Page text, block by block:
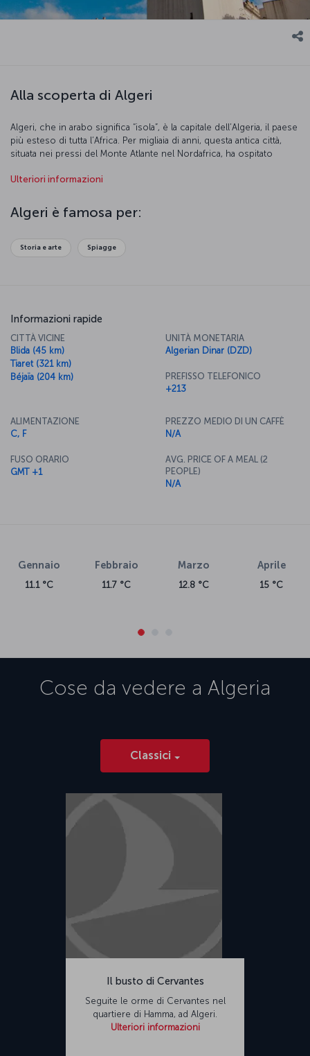
Alla scoperta di Algeri
Algeri, che in arabo significa “isola”, è la capitale dell’Algeria, il paese
più esteso di tutta l’Africa. Per migliaia di anni, questa antica città,
situata nei pressi del Monte Atlante nel Nordafrica, ha ospitato
coloni francesi. Nel 1960, infine, l’Algeria ha ottenuto
Ulteriori informazioni
Algeri è famosa per:
Storia e arte Spiagge
Informazioni rapide
CITTÀ VICINE
Blida (45 km)
Tiaret (321 km)
Béjaïa (204 km)
UNITÀ MONETARIA
Algerian Dinar (DZD)
PREFISSO TELEFONICO
+213
ALIMENTAZIONE
C, F
FUSO ORARIO
GMT +1
PREZZO MEDIO DI UN CAFFÈ
N/A
AVG. PRICE OF A MEAL (2
PEOPLE)
N/A
Gennaio
11.1 °C
Febbraio
11.7 °C
Marzo
12.8 °C
Aprile
15 °C
Cose da vedere a Algeria
Classici
Il busto di Cervantes
Seguite le orme di Cervantes nel
quartiere di Hamma, ad Algeri.
Ulteriori informazioni